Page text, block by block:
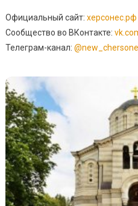
Официальный сайт: херсонес.рф
Сообщество во ВКонтакте:
Телеграм-канал: